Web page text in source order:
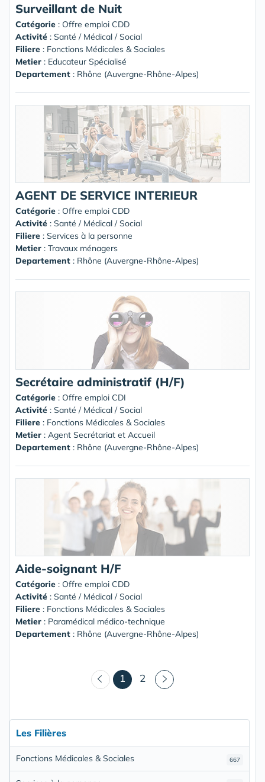
Surveillant de Nuit
Catégorie : Offre emploi CDD
Activité : Santé / Médical / Social
Filiere : Fonctions Médicales & Sociales
Metier : Educateur Spécialisé
Departement : Rhône (Auvergne-Rhône-Alpes)
AGENT DE SERVICE INTERIEUR
Catégorie : Offre emploi CDD
Activité : Santé / Médical / Social
Filiere : Services à la personne
Metier : Travaux ménagers
Departement : Rhône (Auvergne-Rhône-Alpes)
Secrétaire administratif (H/F)
Catégorie : Offre emploi CDI
Activité : Santé / Médical / Social
Filiere : Fonctions Médicales & Sociales
Metier : Agent Secrétariat et Accueil
Departement : Rhône (Auvergne-Rhône-Alpes)
Aide-soignant H/F
Catégorie : Offre emploi CDD
Activité : Santé / Médical / Social
Filiere : Fonctions Médicales & Sociales
Metier : Paramédical médico-technique
Departement : Rhône (Auvergne-Rhône-Alpes)
1 (courant)
2
Les Filières
667
Fonctions Médicales & Sociales